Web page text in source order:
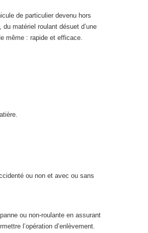
de particulier devenu hors
matériel roulant désuet d’une
même : rapide et efficace.
ou non et avec ou sans
ou non-roulante en assurant
l’opération d’enlèvement.